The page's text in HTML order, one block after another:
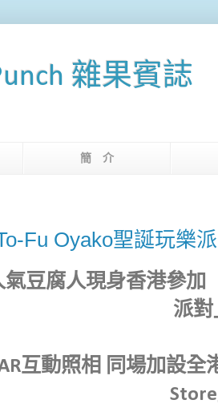
雜果賓誌
簡 介
Fu Oyako聖誕玩樂
氣豆腐人現身香港參加
派對
互動照相 同場加設全